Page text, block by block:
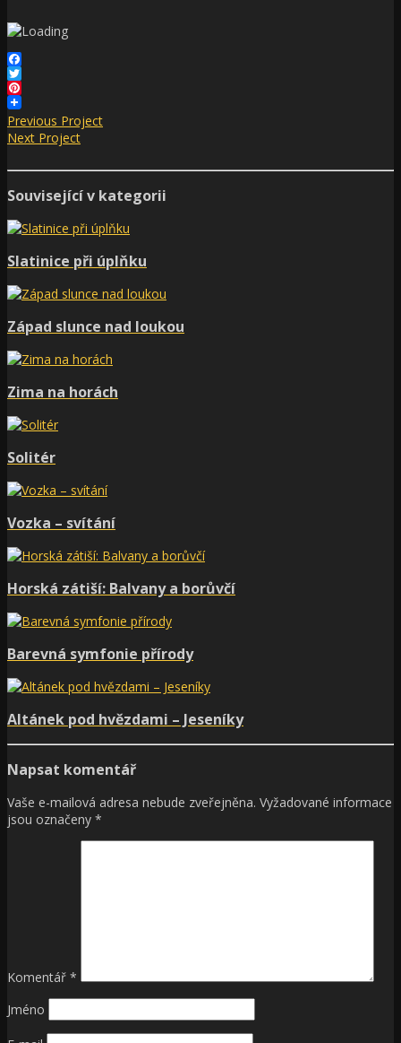
Facebook
Twitter
Pinterest
Previous Project
Next Project
Související v kategorii
Slatinice při úplňku
Západ slunce nad loukou
Zima na horách
Solitér
Vozka – svítání
Horská zátiší: Balvany a borůvčí
Barevná symfonie přírody
Altánek pod hvězdami – Jeseníky
Napsat komentář
Vaše e-mailová adresa nebude zveřejněna. Vyžadované informace
jsou označeny *
Komentář *
Jméno